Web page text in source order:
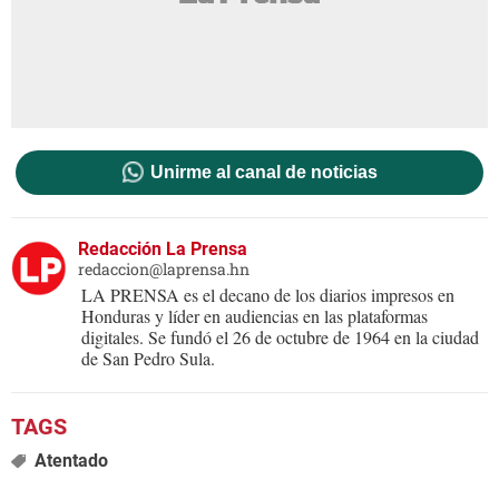
Unirme al canal de noticias
Redacción La Prensa
redaccion@laprensa.hn
LA PRENSA es el decano de los diarios impresos en
Honduras y líder en audiencias en las plataformas
digitales. Se fundó el 26 de octubre de 1964 en la ciudad
de San Pedro Sula.
Atentado